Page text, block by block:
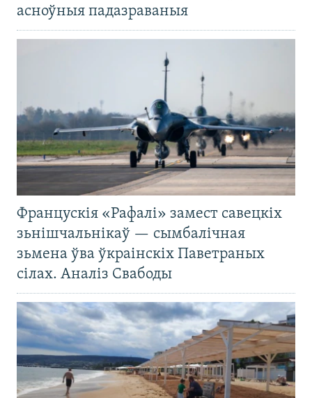
асноўныя падазраваныя
Францускія «Рафалі» замест савецкіх
зьнішчальнікаў — сымбалічная
зьмена ўва ўкраінскіх Паветраных
сілах. Аналіз Свабоды